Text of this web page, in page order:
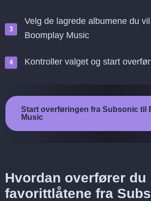
Velg de lagrede albumene du
Boomplay Music
Kontroller valget og start
Start overføringen fra Subsonic til
Music
Hvordan overfører du
favorittlåtene fra